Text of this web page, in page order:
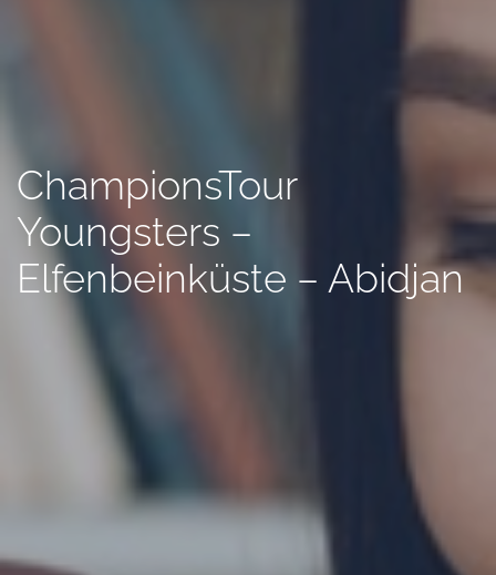
ChampionsTour
Youngsters –
Elfenbeinküste – Abidjan